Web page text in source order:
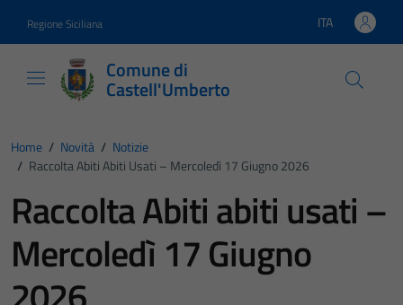
Regione Siciliana Lingua attiva:
ITA
Comune di
Castell'Umberto
Home / Novità / Notizie
/ Raccolta Abiti Abiti Usati – Mercoledì 17 Giugno 2026
Raccolta Abiti abiti usati –
Mercoledì 17 Giugno